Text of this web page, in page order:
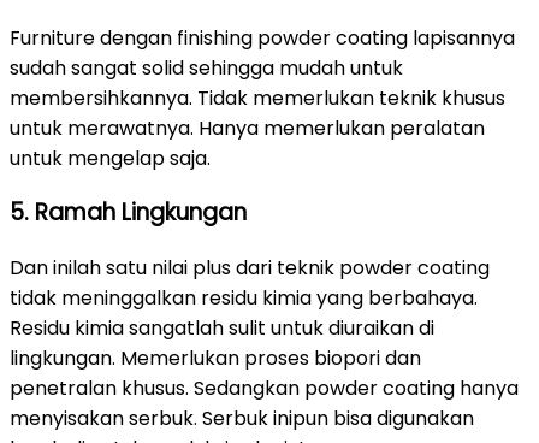
Furniture dengan finishing powder coating lapisannya
sudah sangat solid sehingga mudah untuk
membersihkannya. Tidak memerlukan teknik khusus
untuk merawatnya. Hanya memerlukan peralatan
untuk mengelap saja.
5. Ramah Lingkungan
Dan inilah satu nilai plus dari teknik powder coating
tidak meninggalkan residu kimia yang berbahaya.
Residu kimia sangatlah sulit untuk diuraikan di
lingkungan. Memerlukan proses biopori dan
penetralan khusus. Sedangkan powder coating hanya
menyisakan serbuk. Serbuk inipun bisa digunakan